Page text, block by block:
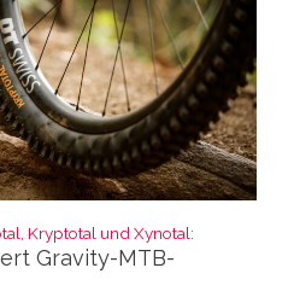
Kryptotal und Xynotal:
Gravity-MTB-